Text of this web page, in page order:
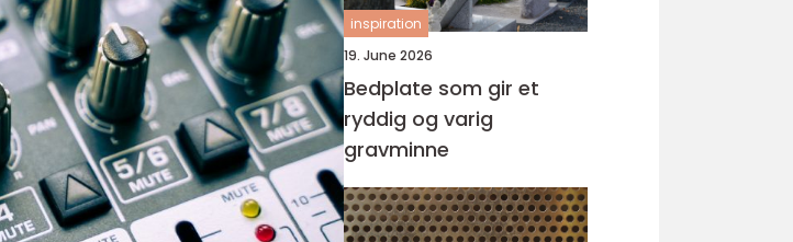
inspiration
19. June 2026
Bedplate som gir et
ryddig og varig
gravminne